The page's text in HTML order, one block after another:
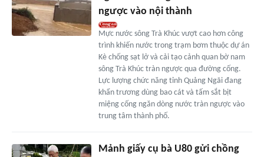
ngược vào nội thành
Mực nước sông Trà Khúc vượt cao hơn công
trình khiến nước trong trạm bơm thuộc dự án
Kè chống sạt lở và cải tạo cảnh quan bờ nam
sông Trà Khúc tràn ngược qua đường cống.
Lực lượng chức năng tỉnh Quảng Ngãi đang
khẩn trương dùng bao cát và tấm sắt bịt
miệng cống ngăn dòng nước tràn ngược vào
trung tâm thành phố.
Mảnh giấy cụ bà U80 gửi chồng